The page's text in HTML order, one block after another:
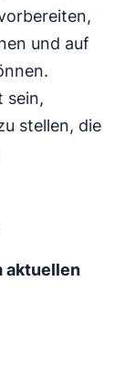
und auf
sein,
stellen, die
aktuellen